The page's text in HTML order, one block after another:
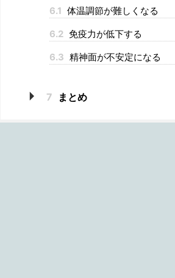
6.1 体温調節が難しくなる
6.2 免疫力が低下する
6.3 精神面が不安定になる
7 まとめ